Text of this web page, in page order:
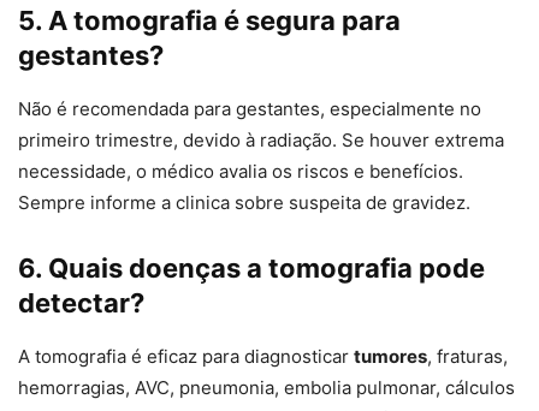
5. A tomografia é segura para
gestantes?
Não é recomendada para gestantes, especialmente no
primeiro trimestre, devido à radiação. Se houver extrema
necessidade, o médico avalia os riscos e benefícios.
Sempre informe a clinica sobre suspeita de gravidez.
6. Quais doenças a tomografia pode
detectar?
A tomografia é eficaz para diagnosticar tumores, fraturas,
hemorragias, AVC, pneumonia, embolia pulmonar, cálculos